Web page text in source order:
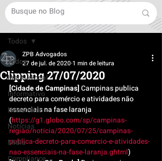
Post
Todos
Institucional
Informativo
Newsletter
Notícias
Mídia
Compliance
Todos
Clipping 27/07/2020
ZPB Advogados
27 de jul. de 2020 1 min de leitura
[Cidade de Campinas] Campinas publica
decreto para comércio e atividades não
essenciais na fase laranja
(https://g1.globo.com/sp/campinas-
regiao/noticia/2020/07/25/campinas-
publica-decreto-para-comercio-e-atividades-
nao-essenciais-na-fase-laranja.ghtml)